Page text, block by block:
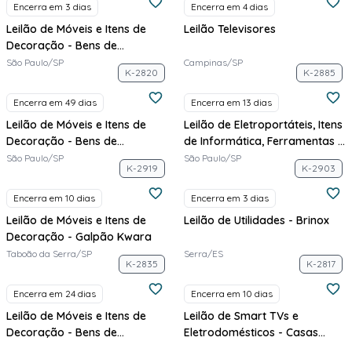
Encerra em 3 dias
Leilão de Móveis e Itens de
Decoração - Bens de
Apartamentos Decorados -
São Paulo/SP
Encerra em 4 dias
Leilão Televisores
Campinas/SP
K-2820
Encerra em 49 dias
Leilão de Móveis e Itens de
Decoração - Bens de
Apartamentos Decorados -
São Paulo/SP
K-2885
Encerra em 13 dias
Leilão de Eletroportáteis, Itens
de Informática, Ferramentas e
Vestuário - Armazém 7
São Paulo/SP
K-2919
Encerra em 10 dias
Leilão de Móveis e Itens de
Decoração - Galpão Kwara
Taboão da Serra/SP
K-2903
Encerra em 3 dias
Leilão de Utilidades - Brinox
Serra/ES
K-2835
Encerra em 24 dias
Leilão de Móveis e Itens de
Decoração - Bens de
K-2817
Encerra em 10 dias
Leilão de Smart TVs e
Eletrodomésticos - Casas